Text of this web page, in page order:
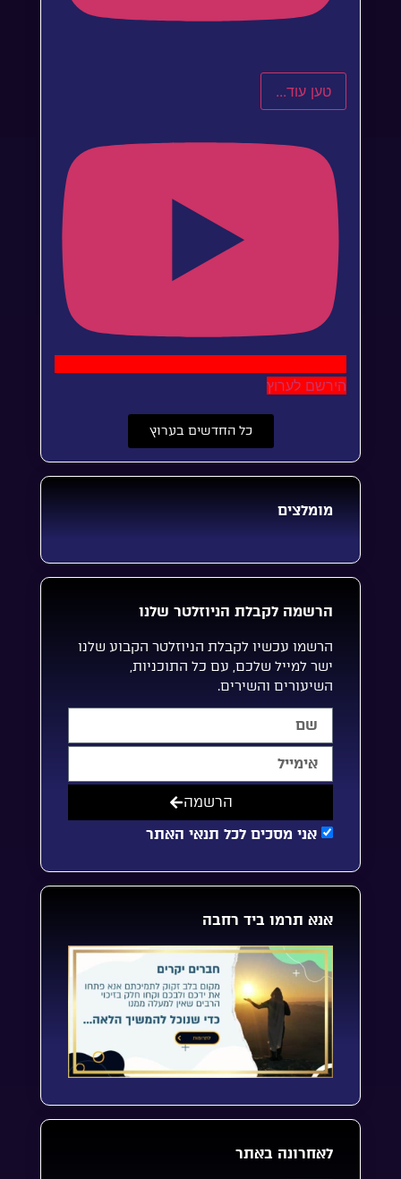
טען עוד...
הירשם לערוץ
כל החדשים בערוץ
מומלצים
הרשמה לקבלת הניוזלטר שלנו
הרשמו עכשיו לקבלת הניוזלטר הקבוע שלנו
ישר למייל שלכם, עם כל התוכניות,
השיעורים והשירים.
אני מסכים לכל תנאי האתר
הרשמה
אנא תרמו ביד רחבה
לאחרונה באתר